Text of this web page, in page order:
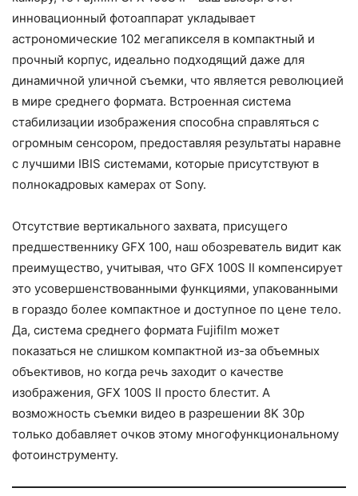
инновационный фотоаппарат укладывает
астрономические 102 мегапикселя в компактный и
прочный корпус, идеально подходящий даже для
динамичной уличной съемки, что является революцией
в мире среднего формата. Встроенная система
стабилизации изображения способна справляться с
огромным сенсором, предоставляя результаты наравне
с лучшими IBIS системами, которые присутствуют в
полнокадровых камерах от Sony.
Отсутствие вертикального захвата, присущего
предшественнику GFX 100, наш обозреватель видит как
преимущество, учитывая, что GFX 100S II компенсирует
это усовершенствованными функциями, упакованными
в гораздо более компактное и доступное по цене тело.
Да, система среднего формата Fujifilm может
показаться не слишком компактной из-за объемных
объективов, но когда речь заходит о качестве
изображения, GFX 100S II просто блестит. А
возможность съемки видео в разрешении 8K 30p
только добавляет очков этому многофункциональному
фотоинструменту.